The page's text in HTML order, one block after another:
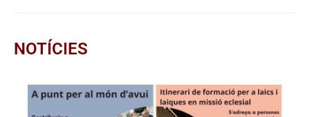
NOTÍCIES